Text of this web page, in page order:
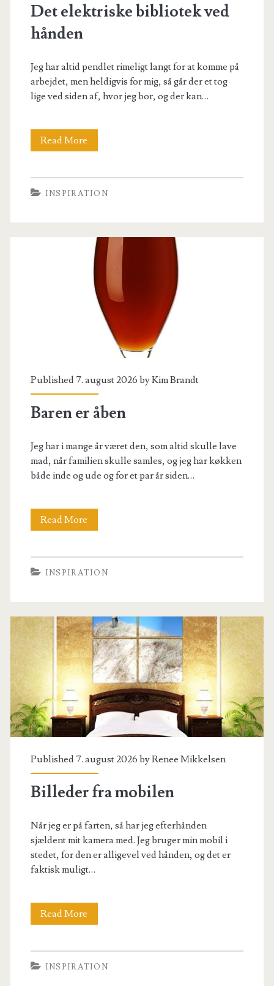
Det elektriske bibliotek ved
hånden
Jeg har altid pendlet rimeligt langt for at komme på
arbejdet, men heldigvis for mig, så går der et tog
lige ved siden af, hvor jeg bor, og der kan…
Read More
INSPIRATION
Published 7. august 2026 byKim Brandt
Baren er åben
Jeg har i mange år været den, som altid skulle lave
mad, når familien skulle samles, og jeg har køkken
både inde og ude og for et par år siden…
Read More
INSPIRATION
Published 7. august 2026 byRenee Mikkelsen
Billeder fra mobilen
Når jeg er på farten, så har jeg efterhånden
sjældent mit kamera med. Jeg bruger min mobil i
stedet, for den er alligevel ved hånden, og det er
faktisk muligt…
Read More
INSPIRATION